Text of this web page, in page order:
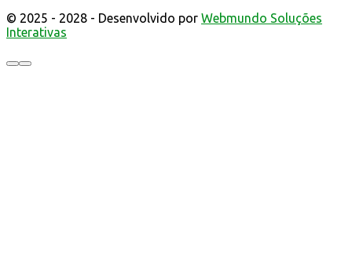
© 2025 - 2028 - Desenvolvido por Webmundo Soluções
Interativas